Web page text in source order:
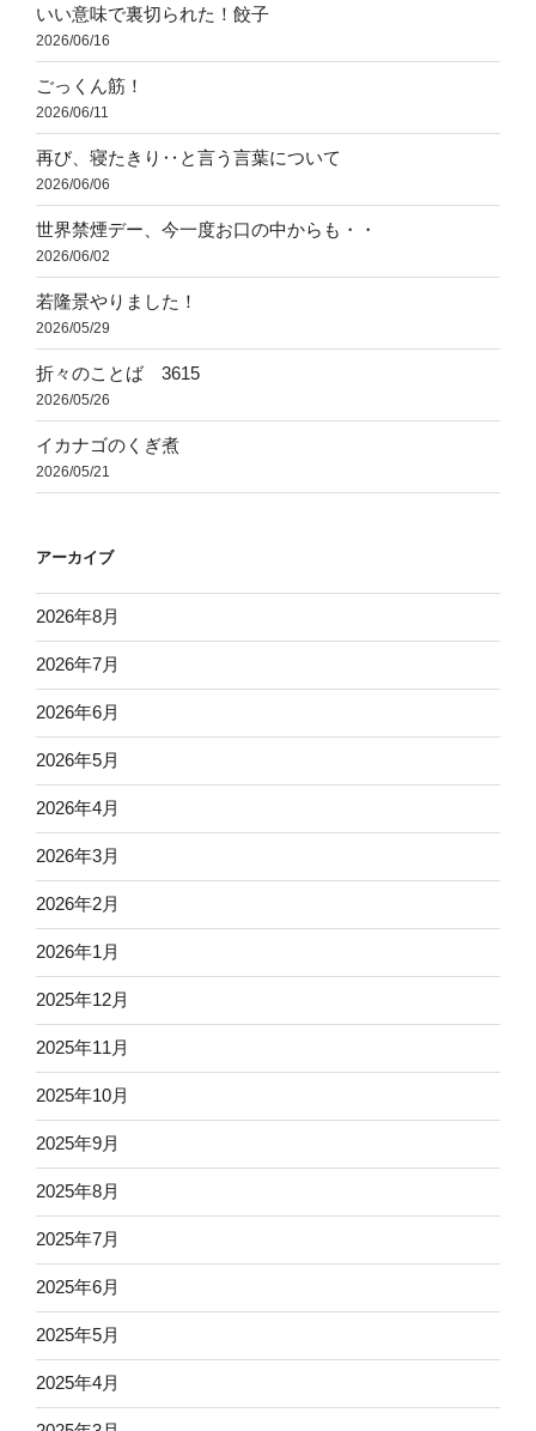
いい意味で裏切られた！餃子
2026/06/16
ごっくん筋！
2026/06/11
再び、寝たきり‥と言う言葉について
2026/06/06
世界禁煙デー、今一度お口の中からも・・
2026/06/02
若隆景やりました！
2026/05/29
折々のことば 3615
2026/05/26
イカナゴのくぎ煮
2026/05/21
アーカイブ
2026年8月
2026年7月
2026年6月
2026年5月
2026年4月
2026年3月
2026年2月
2026年1月
2025年12月
2025年11月
2025年10月
2025年9月
2025年8月
2025年7月
2025年6月
2025年5月
2025年4月